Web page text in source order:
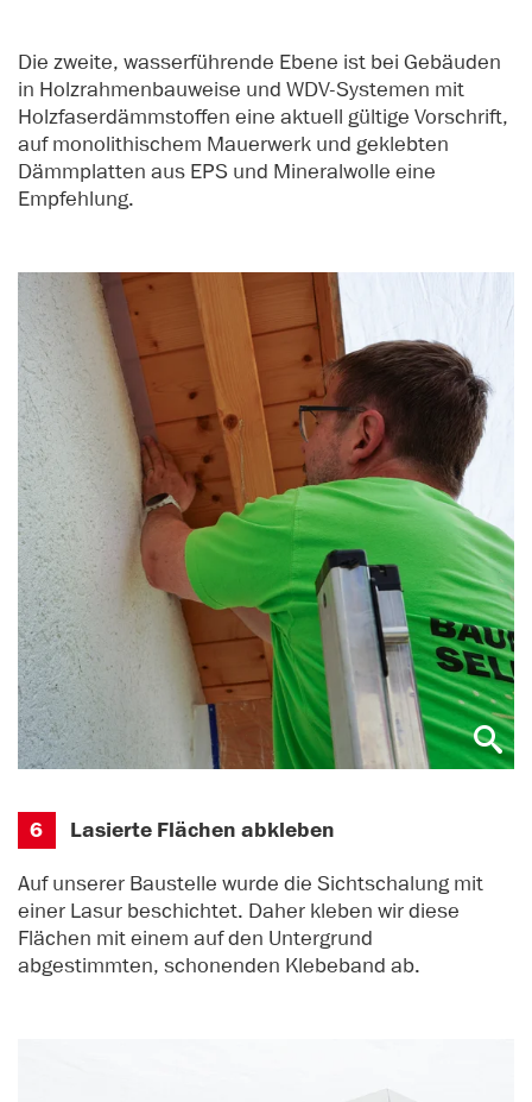
Die zweite, wasserführende Ebene ist bei Gebäuden
in Holzrahmenbauweise und WDV-Systemen mit
Holzfaserdämmstoffen eine aktuell gültige Vorschrift,
auf monolithischem Mauerwerk und geklebten
Dämmplatten aus EPS und Mineralwolle eine
Empfehlung.
6 Lasierte Flächen abkleben
Auf unserer Baustelle wurde die Sichtschalung mit
einer Lasur beschichtet. Daher kleben wir diese
Flächen mit einem auf den Untergrund
abgestimmten, schonenden Klebeband ab.